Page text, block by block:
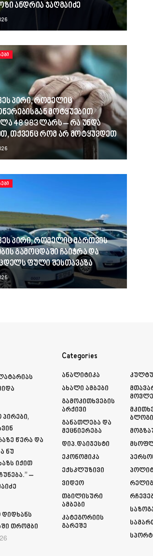
ანდრია ჯაღმაიძე
პირი, რომელიც
მოტყუებით
48 983 ლარს – რა უნდა
თქვენც რომ არ მოტყუვდეთ
პირი, რომელიც მართვის
გამოცდაში ჩაიჭრა და
ფული შესთავაზა
წერა და
ნუ
იქით
–
თრომბი
Categories
Ანალიტიკა
Ახალი Ამბები
Გამოკითხვების
Არქივი
Განათლება Და
Მეცნიერება
Დიპ.დაიჯესტი
Ეკონომიკა
Ექსკლუზივი
Ვიდეო
Თბილისური
Ამბები
Კატეგორიის
Გარეშე
Ბლოგი